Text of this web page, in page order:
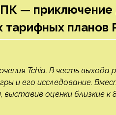
— приключение
планов
Tchia. В честь
и его исследование.
оценки близкие к